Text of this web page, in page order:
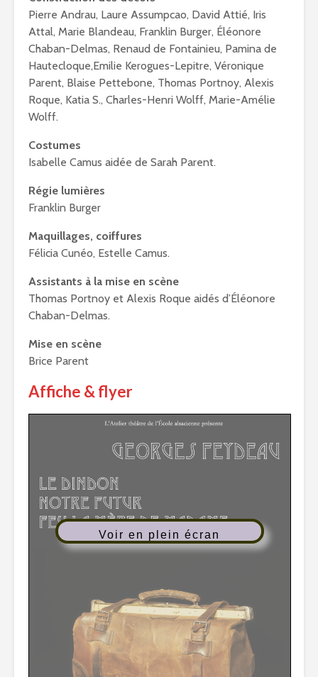
Pierre Andrau, Laure Assumpcao, David Attié, Iris
Attal, Marie Blandeau, Franklin Burger, Éléonore
Chaban-Delmas, Renaud de Fontainieu, Pamina de
Hautecloque,Emilie Kerogues-Lepitre, Véronique
Parent, Blaise Pettebone, Thomas Portnoy, Alexis
Roque, Katia S., Charles-Henri Wolff, Marie-Amélie
Wolff.
Costumes
Isabelle Camus aidée de Sarah Parent.
Régie lumières
Franklin Burger
Maquillages, coiffures
Félicia Cunéo, Estelle Camus.
Assistants à la mise en scène
Thomas Portnoy et Alexis Roque aidés d’Éléonore
Chaban-Delmas.
Mise en scène
Brice Parent
Affiche & flyer
Voir en plein écran